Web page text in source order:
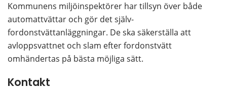
Kommunens miljöinspektörer har tillsyn över både
automattvättar och gör det själv-
fordonstvättanläggningar. De ska säkerställa att
avloppsvattnet och slam efter fordonstvätt
omhändertas på bästa möjliga sätt.
Kontakt